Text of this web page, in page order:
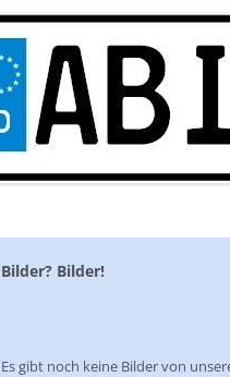
Bilder? Bilder!
Es gibt noch keine Bilder von